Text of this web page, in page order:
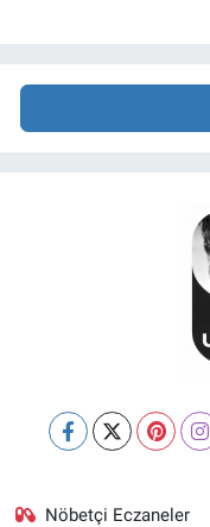
Nöbetçi Eczaneler